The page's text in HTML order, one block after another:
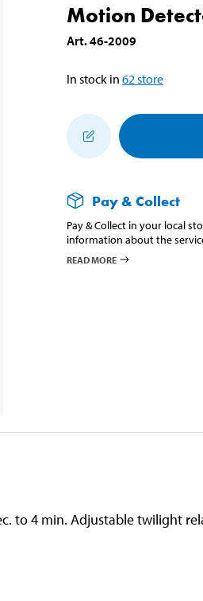
Motion
Art.46-2009
In stock in 62 store
Pay & Collect
Pay & Collect in your local
information about the
READ MORE
to 4 min. Adjustable twilight